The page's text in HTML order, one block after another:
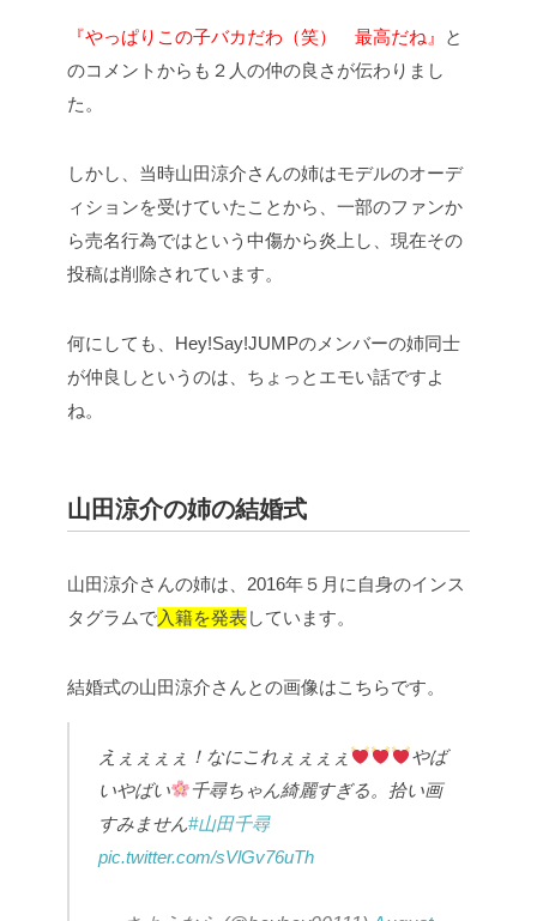
『やっぱりこの子バカだわ（笑） 最高だね』
と
のコメントからも２人の仲の良さが伝わりまし
た。
しかし、当時山田涼介さんの姉はモデルのオーデ
ィションを受けていたことから、一部のファンか
ら売名行為ではという中傷から炎上し、現在その
投稿は削除されています。
何にしても、 Hey!Say!JUMPのメンバーの姉同士
が仲良しというのは、ちょっとエモい話ですよ
ね。
山田涼介の姉の結婚式
山田涼介さんの姉は、2016年５月に自身のインス
タグラムで入籍を発表しています。
結婚式の山田涼介さんとの画像はこちらです。
えぇぇぇぇ！ なにこれぇぇぇぇ
やば
いやばい
千尋ちゃん綺麗すぎる。 拾い画
すみません#山田千尋
pic.twitter.com/sVlGv76uTh